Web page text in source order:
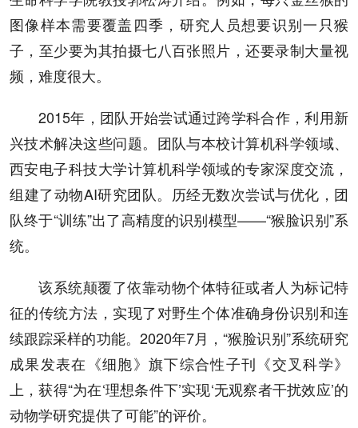
图像样本需要覆盖四季，研究人员想要识别一只猴
子，至少要为其拍摄七八百张照片，还要录制大量视
频，难度很大。
2015年，团队开始尝试通过跨学科合作，利用新
兴技术解决这些问题。团队与本校计算机科学领域、
西安电子科技大学计算机科学领域的专家深度交流，
组建了动物AI研究团队。历经无数次尝试与优化，团
队终于“训练”出了高精度的识别模型——“猴脸识别”系
统。
该系统颠覆了依靠动物个体特征或者人为标记特
征的传统方法，实现了对野生个体准确身份识别和连
续跟踪采样的功能。2020年7月，“猴脸识别”系统研究
成果发表在《细胞》旗下综合性子刊《交叉科学》
上，获得“为在‘理想条件下’实现‘无观察者干扰效应’的
动物学研究提供了可能”的评价。